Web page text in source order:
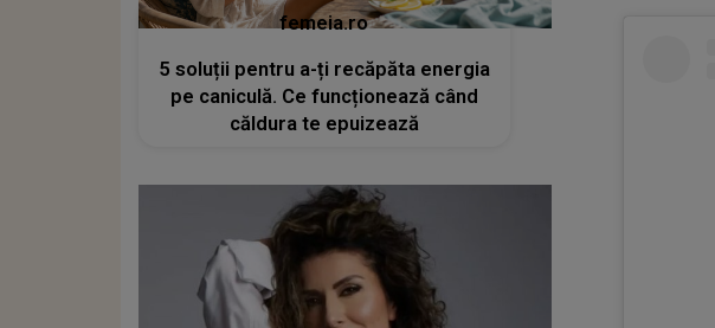
femeia.ro
5 soluții pentru a-ți recăpăta energia
pe caniculă. Ce funcționează când
căldura te epuizează